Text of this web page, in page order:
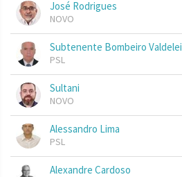
José Rodrigues
NOVO
Subtenente Bombeiro Valdelei
PSL
Sultani
NOVO
Alessandro Lima
PSL
Alexandre Cardoso